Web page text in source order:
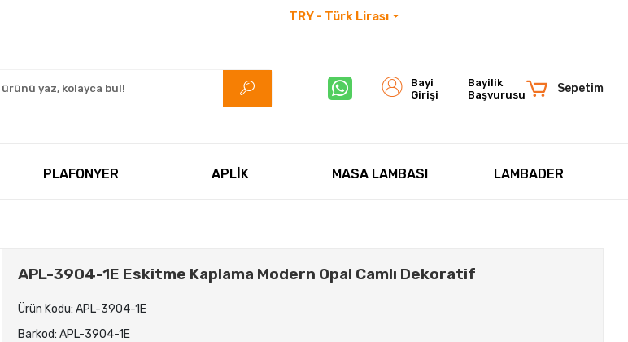
TRY - Türk Lirası
Bayi
Girişi
Bayilik
Başvurusu
Sepetim
PLAFONYER APLİK MASA LAMBASI LAMBADER
APL-3904-1E Eskitme Kaplama Modern Opal Camlı Dekoratif
Ürün Kodu: APL-3904-1E
Barkod: APL-3904-1E